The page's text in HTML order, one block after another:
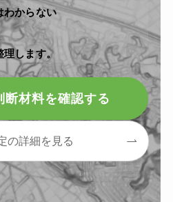
わからない
します。
断材料を確認する
の詳細を見る